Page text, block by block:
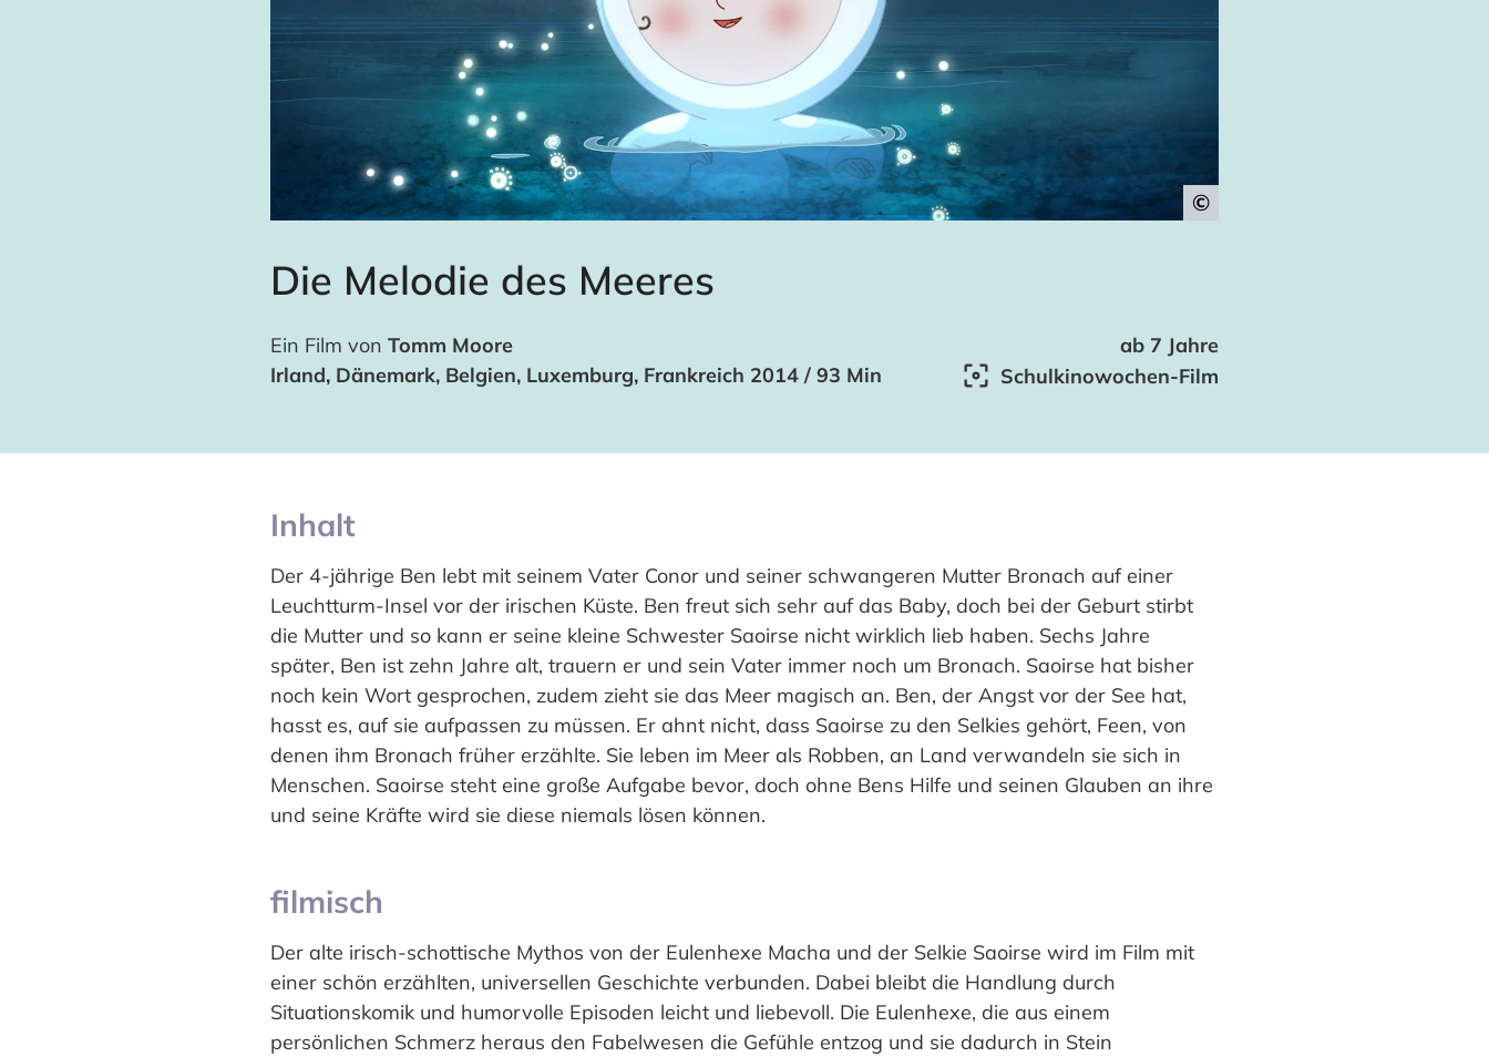
©
Die Melodie des Meeres
Ein Film von Tomm Moore
Irland, Dänemark, Belgien, Luxemburg, Frankreich 2014 / 93 Min
ab 7 Jahre
Schulkinowochen-Film
Inhalt
Der 4-jährige Ben lebt mit seinem Vater Conor und seiner schwangeren Mutter Bronach auf einer
Leuchtturm-Insel vor der irischen Küste. Ben freut sich sehr auf das Baby, doch bei der Geburt stirbt
die Mutter und so kann er seine kleine Schwester Saoirse nicht wirklich lieb haben. Sechs Jahre
später, Ben ist zehn Jahre alt, trauern er und sein Vater immer noch um Bronach. Saoirse hat bisher
noch kein Wort gesprochen, zudem zieht sie das Meer magisch an. Ben, der Angst vor der See hat,
hasst es, auf sie aufpassen zu müssen. Er ahnt nicht, dass Saoirse zu den Selkies gehört, Feen, von
denen ihm Bronach früher erzählte. Sie leben im Meer als Robben, an Land verwandeln sie sich in
Menschen. Saoirse steht eine große Aufgabe bevor, doch ohne Bens Hilfe und seinen Glauben an ihre
und seine Kräfte wird sie diese niemals lösen können.
filmisch
Der alte irisch-schottische Mythos von der Eulenhexe Macha und der Selkie Saoirse wird im Film mit
einer schön erzählten, universellen Geschichte verbunden. Dabei bleibt die Handlung durch
Situationskomik und humorvolle Episoden leicht und liebevoll. Die Eulenhexe, die aus einem
persönlichen Schmerz heraus den Fabelwesen die Gefühle entzog und sie dadurch in Stein